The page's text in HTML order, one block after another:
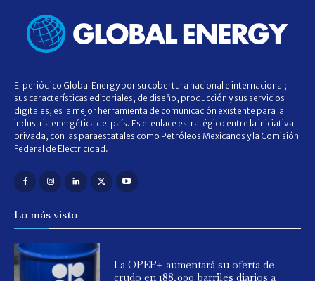
El periódico Global Energy por su cobertura nacional e internacional;
sus características editoriales, de diseño, producción y sus servicios
digitales, es la mejor herramienta de comunicación existente para la
industria energética del país. Es el enlace estratégico entre la iniciativa
privada, con las paraestatales como Petróleos Mexicanos y la Comisión
Federal de Electricidad.
Lo más visto
La OPEP+ aumentará su oferta de
crudo en 188,000 barriles diarios a